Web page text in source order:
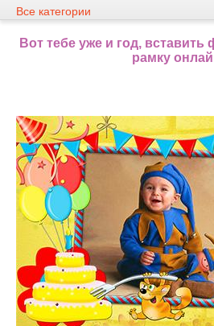
Все категории
Вот тебе уже и год,
рамку